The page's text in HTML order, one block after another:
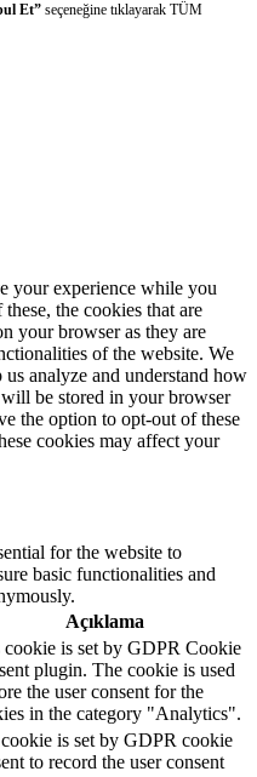
Et” seçeneğine tıklayarak TÜM
your experience while you
the cookies that are
your browser as they are
of the website. We
analyze and understand how
be stored in your browser
the option to opt-out of these
cookies may affect your
for the website to
basic functionalities and
Açıklama
cookie is set by GDPR Cookie
plugin. The cookie is used
the user consent for the
in the category "Analytics".
is set by GDPR cookie
to record the user consent